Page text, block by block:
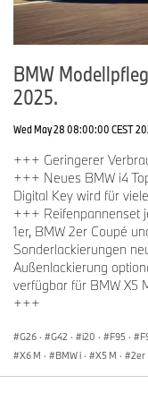
Dominante
BMW X5 M
Zur gesteigerten
Frontansicht bei. Beide
LED-Scheinwerfer mit
Selective Beam. Die
gegenüber der
Kontur auf. Optional
erhältlich. Die BMW
Horizontale
setzen markante
der zentrale untere
Schwarz gehaltenen x-
In der Seitenansicht
Ausdruck. Ihre
BMW X6 M
BMW
2025.
Wed May 28 08:00:00 CEST
+++ Geringerer
+++ Neues BMW i4
Digital Key wird für
+++ Reifenpannenset
1er, BMW 2er Coupé
Sonderlackierungen
Außenlackierung
verfügbar für BMW X5
+++
G26 · G42 · i20 · F95 ·
X6 M · BMW i · X5 M · 2er